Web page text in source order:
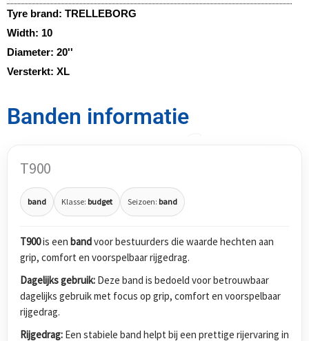
Tyre brand: TRELLEBORG
Width: 10
Diameter: 20''
Versterkt: XL
Banden informatie
T900
band Klasse: budget Seizoen: band
T900is een bandvoor bestuurders die waarde hechten aan
grip, comfort en voorspelbaar rijgedrag.
Dagelijks gebruik: Deze band is bedoeld voor betrouwbaar
dagelijks gebruik met focus op grip, comfort en voorspelbaar
rijgedrag.
Rijgedrag: Een stabiele band helpt bij een prettige rijervaring in